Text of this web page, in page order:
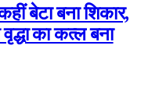
बेटा बना शिकार,
का कत्ल बना